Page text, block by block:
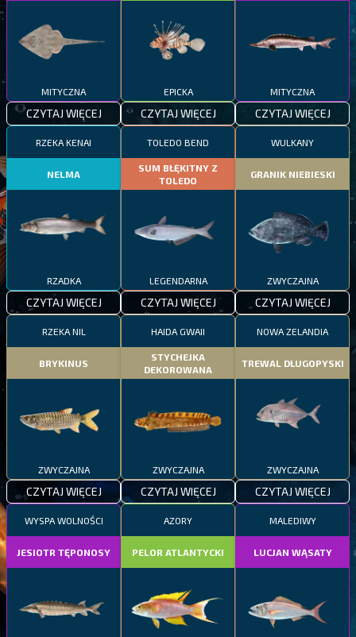
MITYCZNA
CZYTAJ WIĘCEJ
EPICKA
CZYTAJ WIĘCEJ
MITYCZNA
CZYTAJ WIĘCEJ
RZEKA KENAI
NELMA
RZADKA
CZYTAJ WIĘCEJ
TOLEDO BEND
SUM BŁĘKITNY Z
TOLEDO
LEGENDARNA
CZYTAJ WIĘCEJ
WULKANY
GRANIK NIEBIESKI
ZWYCZAJNA
CZYTAJ WIĘCEJ
RZEKA NIL
BRYKINUS
ZWYCZAJNA
CZYTAJ WIĘCEJ
HAIDA GWAII
STYCHEJKA
DEKOROWANA
ZWYCZAJNA
CZYTAJ WIĘCEJ
NOWA ZELANDIA
TREWAL DŁUGOPYSKI
ZWYCZAJNA
CZYTAJ WIĘCEJ
WYSPA WOLNOŚCI
JESIOTR TĘPONOSY
AZORY
PELOR ATLANTYCKI
MALEDIWY
LUCJAN WĄSATY